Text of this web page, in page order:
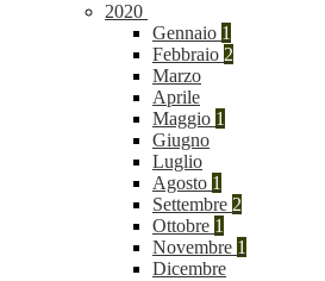
2020
Gennaio 1
Febbraio 2
Marzo
Aprile
Maggio 1
Giugno
Luglio
Agosto 1
Settembre 2
Ottobre 1
Novembre 1
Dicembre